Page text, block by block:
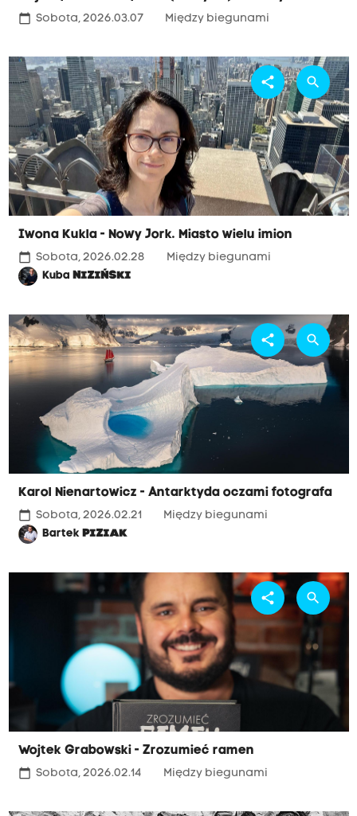
calendar_today Sobota, 2026.03.07 Między biegunami
Iwona Kukla - Nowy Jork. Miasto wielu imion
calendar_today Sobota, 2026.02.28
Między biegunami
KubaNIZIŃSKI
share search
Karol Nienartowicz - Antarktyda oczami fotografa
calendar_today Sobota, 2026.02.21
Między biegunami
BartekPIZIAK
share search
Wojtek Grabowski - Zrozumieć ramen
calendar_today Sobota, 2026.02.14 Między biegunami
share search